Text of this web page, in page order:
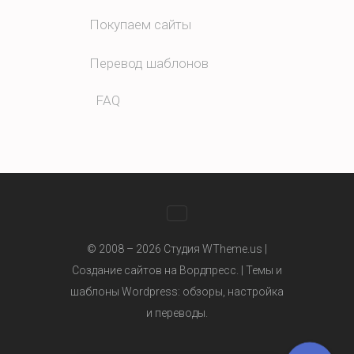
Покупаем сайты
Перевод шаблонов
FAQ
© 2008 – 2026 Студия WTheme.us |
Создание сайтов на Вордпресс. | Темы и
шаблоны Wordpress: обзоры, настройка
и переводы.